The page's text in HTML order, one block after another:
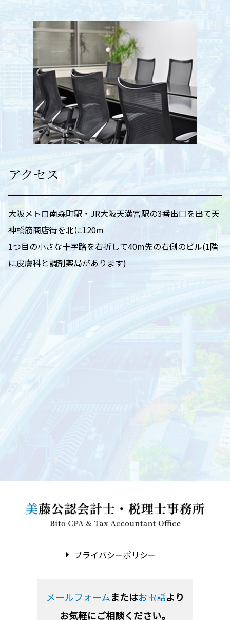
アクセス
大阪メトロ南森町駅・JR大阪天満宮駅の3番出口を出て天
神橋筋商店街を北に120m
1つ目の小さな十字路を右折して40m先の右側のビル(1階
に皮膚科と調剤薬局があります)
プライバシーポリシー
メールフォームまたはお電話より
お気軽にご相談ください。